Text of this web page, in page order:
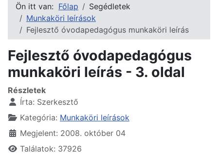
Ön itt van: Főlap
Segédletek
Munkaköri leírások
Fejlesztő óvodapedagógus munkaköri leírás
Fejlesztő óvodapedagógus
munkaköri leírás - 3. oldal
Részletek
Írta: Szerkesztő
Kategória: Munkaköri leírások
Megjelent: 2008. október 04
Találatok: 37926